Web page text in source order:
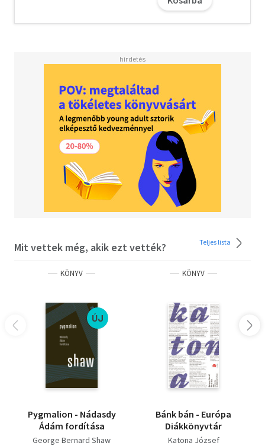
rendező: Czajlik József (a darab szlovák fordítása
Škorpión címen)
Mit vettek még, akik ezt vették? Teljes lista
KÖNYV
ÚJ
Pygmalion - Nádasdy
Ádám fordítása
George Bernard Shaw
KÖNYV
Bánk bán - Európa
Diákkönyvtár
Katona József